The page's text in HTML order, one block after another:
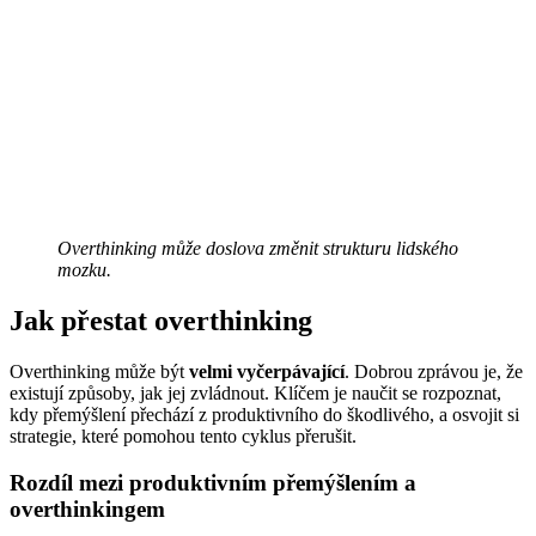
Overthinking může doslova změnit strukturu lidského
mozku.
Jak přestat overthinking
Overthinking může být velmi vyčerpávající. Dobrou zprávou je, že
existují způsoby, jak jej zvládnout. Klíčem je naučit se rozpoznat,
kdy přemýšlení přechází z produktivního do škodlivého, a osvojit si
strategie, které pomohou tento cyklus přerušit.
Rozdíl mezi produktivním přemýšlením a
overthinkingem